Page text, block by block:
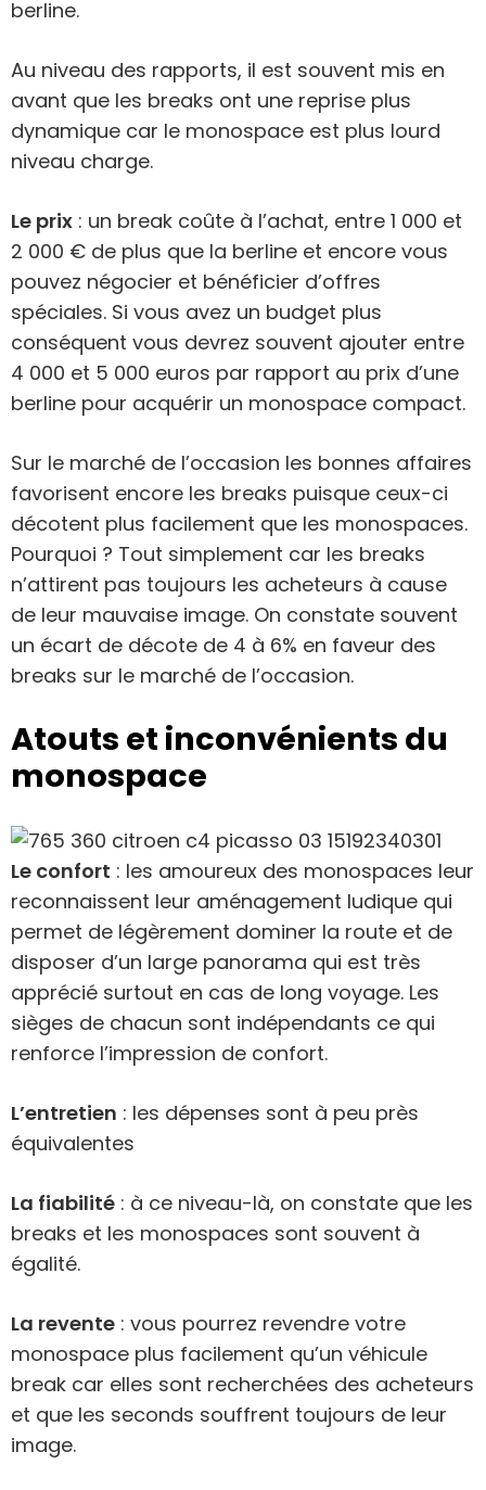
berline.
Au niveau des rapports, il est souvent mis en
avant que les breaks ont une reprise plus
dynamique car le monospace est plus lourd
niveau charge.
Le prix : un break coûte à l’achat, entre 1 000 et
2 000 € de plus que la berline et encore vous
pouvez négocier et bénéficier d’offres
spéciales. Si vous avez un budget plus
conséquent vous devrez souvent ajouter entre
4 000 et 5 000 euros par rapport au prix d’une
berline pour acquérir un monospace compact.
Sur le marché de l’occasion les bonnes affaires
favorisent encore les breaks puisque ceux-ci
décotent plus facilement que les monospaces.
Pourquoi ? Tout simplement car les breaks
n’attirent pas toujours les acheteurs à cause
de leur mauvaise image. On constate souvent
un écart de décote de 4 à 6% en faveur des
breaks sur le marché de l’occasion.
Atouts et inconvénients du
monospace
Le confort : les amoureux des monospaces leur
reconnaissent leur aménagement ludique qui
permet de légèrement dominer la route et de
disposer d’un large panorama qui est très
apprécié surtout en cas de long voyage. Les
sièges de chacun sont indépendants ce qui
renforce l’impression de confort.
L’entretien : les dépenses sont à peu près
équivalentes
La fiabilité : à ce niveau-là, on constate que les
breaks et les monospaces sont souvent à
égalité.
La revente : vous pourrez revendre votre
monospace plus facilement qu’un véhicule
break car elles sont recherchées des acheteurs
et que les seconds souffrent toujours de leur
image.